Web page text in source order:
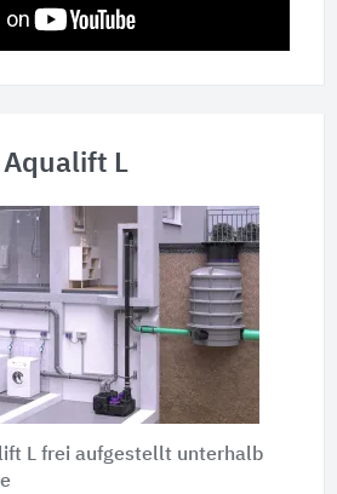
Aqualift L
L frei aufgestellt unterhalb